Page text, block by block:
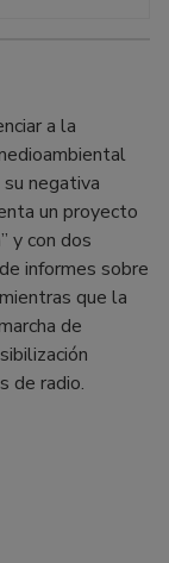
a la
negativa
un proyecto
y con dos
informes sobre
que la
de
de radio.